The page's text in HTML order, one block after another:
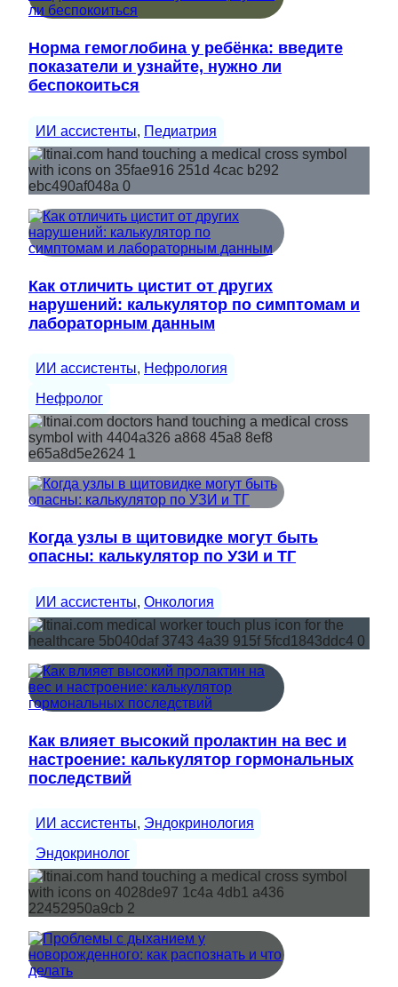
Норма гемоглобина у ребёнка: введите
показатели и узнайте, нужно ли
беспокоиться
ИИ ассистенты, Педиатрия
Как отличить цистит от других
нарушений: калькулятор по симптомам и
лабораторным данным
ИИ ассистенты, Нефрология
Нефролог
Когда узлы в щитовидке могут быть
опасны: калькулятор по УЗИ и ТГ
ИИ ассистенты, Онкология
Как влияет высокий пролактин на вес и
настроение: калькулятор гормональных
последствий
ИИ ассистенты, Эндокринология
Эндокринолог